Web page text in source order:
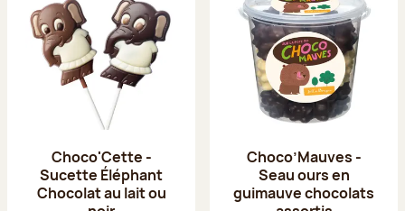
Choco'Cette -
Sucette Éléphant
Chocolat au lait ou
Choco’Mauves -
Seau ours en
guimauve chocolats